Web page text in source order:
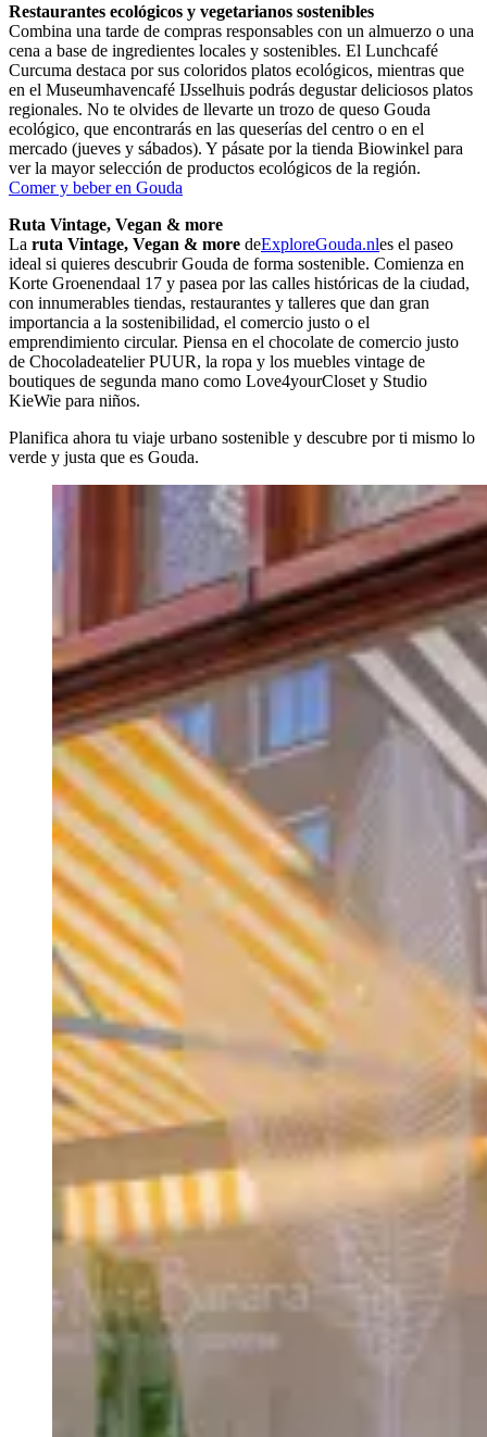
Restaurantes ecológicos y vegetarianos sostenibles
Combina una tarde de compras responsables con un almuerzo o una
cena a base de ingredientes locales y sostenibles. El Lunchcafé
Curcuma destaca por sus coloridos platos ecológicos, mientras que
en el Museumhavencafé IJsselhuis podrás degustar deliciosos platos
regionales. No te olvides de llevarte un trozo de queso Gouda
ecológico, que encontrarás en las queserías del centro o en el
mercado (jueves y sábados). Y pásate por la tienda Biowinkel para
ver la mayor selección de productos ecológicos de la región.
Comer y beber en Gouda
Ruta Vintage, Vegan & more
La ruta Vintage, Vegan & more deExploreGouda.nles el paseo
ideal si quieres descubrir Gouda de forma sostenible. Comienza en
Korte Groenendaal 17 y pasea por las calles históricas de la ciudad,
con innumerables tiendas, restaurantes y talleres que dan gran
importancia a la sostenibilidad, el comercio justo o el
emprendimiento circular. Piensa en el chocolate de comercio justo
de Chocoladeatelier PUUR, la ropa y los muebles vintage de
boutiques de segunda mano como Love4yourCloset y Studio
KieWie para niños.
Planifica ahora tu viaje urbano sostenible y descubre por ti mismo lo
verde y justa que es Gouda.